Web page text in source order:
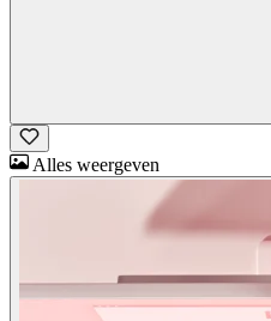
Alles weergeven